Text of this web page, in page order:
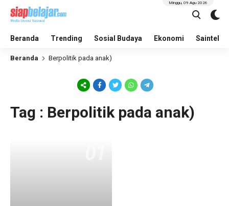
Beranda Trending Sosial Budaya Ekonomi Saintek
Minggu, 09 Agu 2026
Beranda Berpolitik pada anak)
Tag : Berpolitik pada anak)